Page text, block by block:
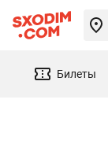
Билеты